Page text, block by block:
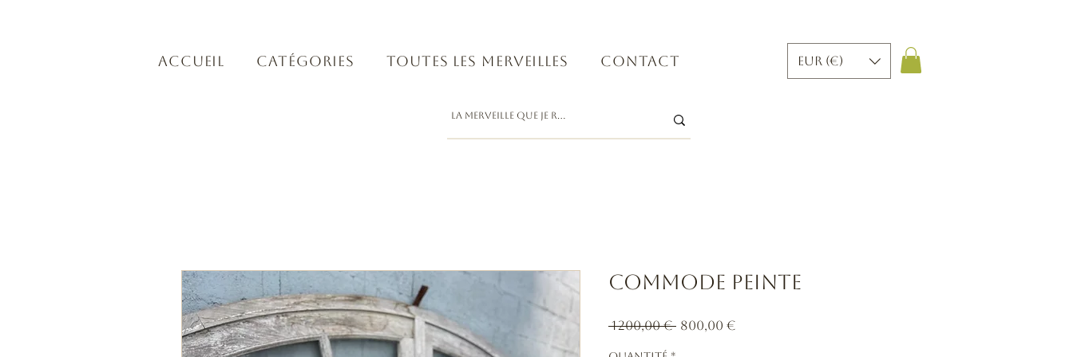
Accueil Catégories Toutes les merveilles Contact EUR (€)
Commode peinte
1 200,00 € Prix
800,00 €